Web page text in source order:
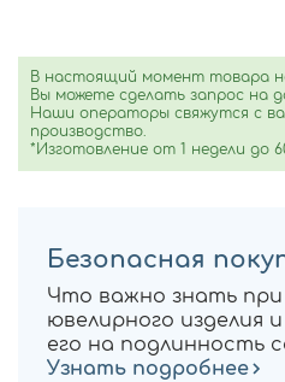
В настоящий момент товара
Вы можете сделать запрос на
Наши операторы свяжутся с
производство.
*Изготовление от 1 недели до
Безопасная
Что важно знать при
ювелирного изделия
его на подлинность
Узнать подробнее